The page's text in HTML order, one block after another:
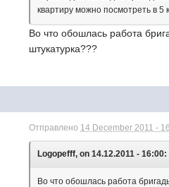
квартиру можно посмотреть в 5
Во что обошлась работа
штукатурка???
Отправлено 14 December 2011 -
Logopefff, on 14.12.2011 - 16:00:
Во что обошлась работа